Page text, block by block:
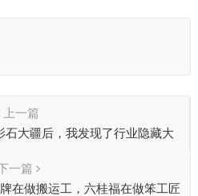
上一篇
大疆后，我发现了行业隐藏大
一篇
在做搬运工，六桂福在做笨工匠